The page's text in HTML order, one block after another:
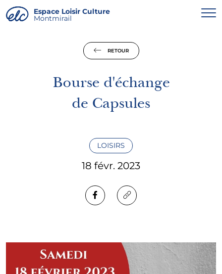
Espace Loisir Culture
Montmirail
RETOUR
Bourse d'échange
de Capsules
LOISIRS
18 févr. 2023
Panneau de gestion des cookies